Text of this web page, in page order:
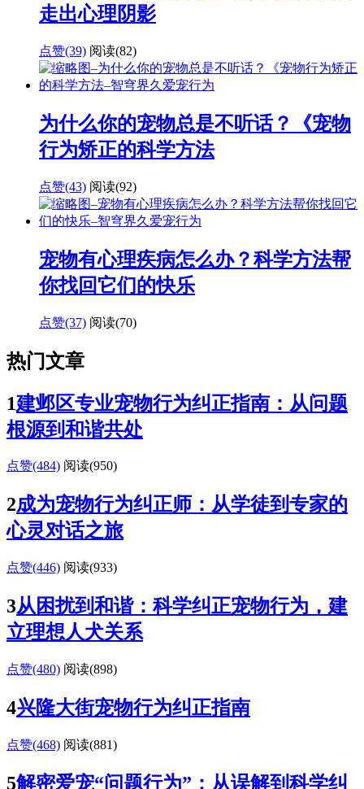
走出心理阴影
点赞(39) 阅读(82)
为什么你的宠物总是不听话？《宠物
行为矫正的科学方法
点赞(43) 阅读(92)
宠物有心理疾病怎么办？科学方法帮
你找回它们的快乐
点赞(37) 阅读(70)
热门文章
1建邺区专业宠物行为纠正指南：从问题
根源到和谐共处
点赞(484) 阅读(950)
2成为宠物行为纠正师：从学徒到专家的
心灵对话之旅
点赞(446) 阅读(933)
3从困扰到和谐：科学纠正宠物行为，建
立理想人犬关系
点赞(480) 阅读(898)
4兴隆大街宠物行为纠正指南
点赞(468) 阅读(881)
5解密爱宠“问题行为”：从误解到科学纠